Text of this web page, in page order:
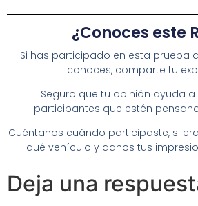
¿Conoces este
Si has participado en esta prueba
conoces, comparte tu
Seguro que tu opinión ayuda
participantes que estén
Cuéntanos cuándo participaste, si
qué vehículo y danos tus
Deja una